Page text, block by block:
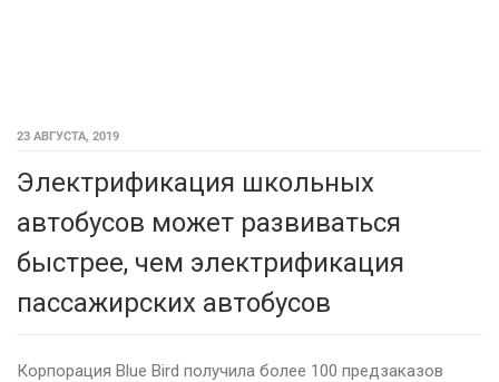
23 АВГУСТА, 2019
Электрификация школьных
автобусов может развиваться
быстрее, чем электрификация
пассажирских автобусов
Корпорация Blue Bird получила более 100 предзаказов